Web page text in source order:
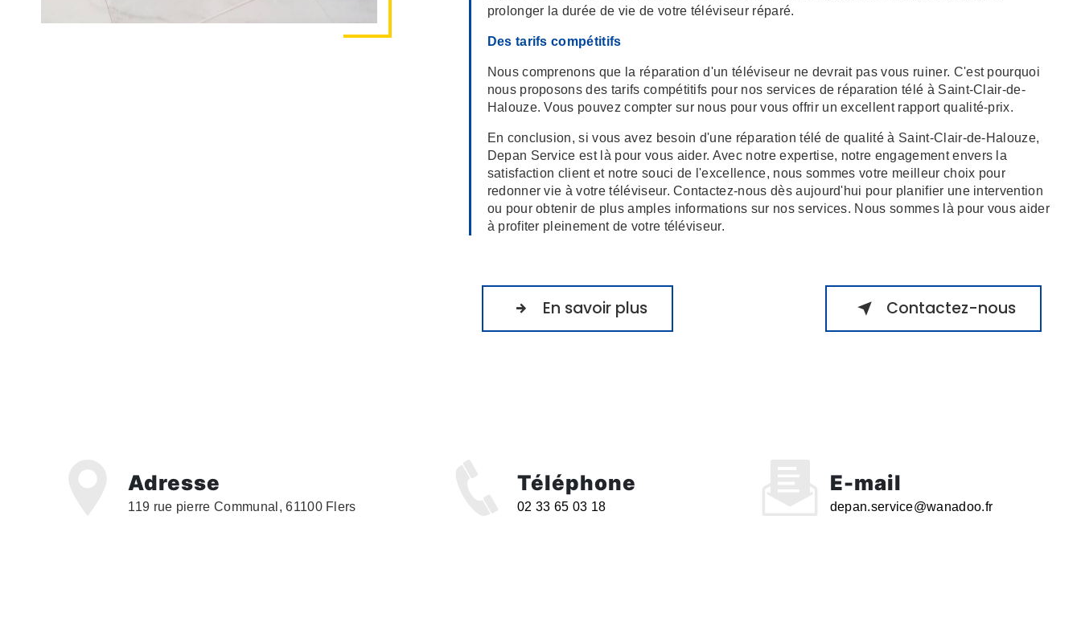
prolonger la durée de vie de votre téléviseur réparé.
Des tarifs compétitifs
Nous comprenons que la réparation d'un téléviseur ne devrait pas vous ruiner. C'est pourquoi
nous proposons des tarifs compétitifs pour nos services de réparation télé à Saint-Clair-de-
Halouze. Vous pouvez compter sur nous pour vous offrir un excellent rapport qualité-prix.
En conclusion, si vous avez besoin d'une réparation télé de qualité à Saint-Clair-de-Halouze,
Depan Service est là pour vous aider. Avec notre expertise, notre engagement envers la
satisfaction client et notre souci de l'excellence, nous sommes votre meilleur choix pour
redonner vie à votre téléviseur. Contactez-nous dès aujourd'hui pour planifier une intervention
ou pour obtenir de plus amples informations sur nos services. Nous sommes là pour vous aider
à profiter pleinement de votre téléviseur.
En savoir plus Contactez-nous
Adresse
119 rue pierre Communal, 61100 Flers
Téléphone
02 33 65 03 18
E-mail
depan.service@wanadoo.fr